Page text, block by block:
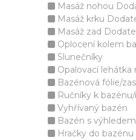
Masáž nohou
Masáž krku
Masáž zad
Oplocení kolem
Slunečníky
Opalovací lehátka
Bazénová fólie/
Ručníky k
Vyhřívaný bazén
Bazén s výhledem
Hračky do bazénu